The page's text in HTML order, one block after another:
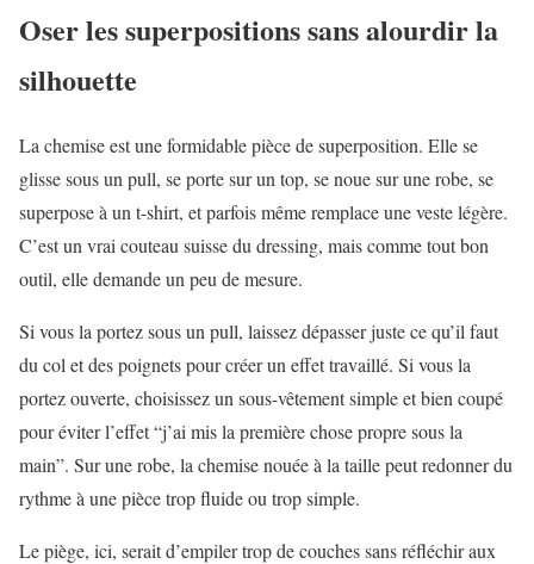
Oser les superpositions sans alourdir la
silhouette
La chemise est une formidable pièce de superposition. Elle se
glisse sous un pull, se porte sur un top, se noue sur une robe, se
superpose à un t-shirt, et parfois même remplace une veste légère.
C’est un vrai couteau suisse du dressing, mais comme tout bon
outil, elle demande un peu de mesure.
Si vous la portez sous un pull, laissez dépasser juste ce qu’il faut
du col et des poignets pour créer un effet travaillé. Si vous la
portez ouverte, choisissez un sous-vêtement simple et bien coupé
pour éviter l’effet “j’ai mis la première chose propre sous la
main”. Sur une robe, la chemise nouée à la taille peut redonner du
rythme à une pièce trop fluide ou trop simple.
Le piège, ici, serait d’empiler trop de couches sans réfléchir aux